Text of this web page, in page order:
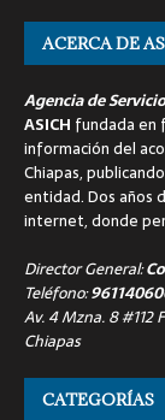
ACERCA DE
Agencia de
ASICH fundada en
información del
Chiapas,
entidad. Dos años
internet, donde
Director General:
Teléfono:
Av. 4 Mzna. 8 #112
Chiapas
CATEGORÍAS